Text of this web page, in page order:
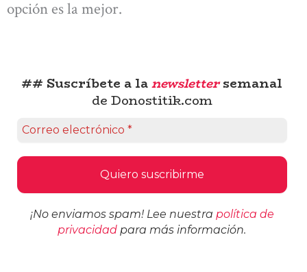
opción es la mejor.
## Suscríbete a lanewslettersemanal
de Donostitik.com
¡No enviamos spam! Lee nuestra política de
privacidad para más información.